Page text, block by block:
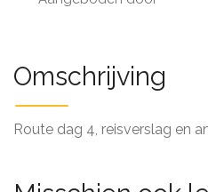
Omschrijving
Route dag 4, reisverslag en